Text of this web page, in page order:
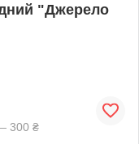
"Джерело
300 ₴